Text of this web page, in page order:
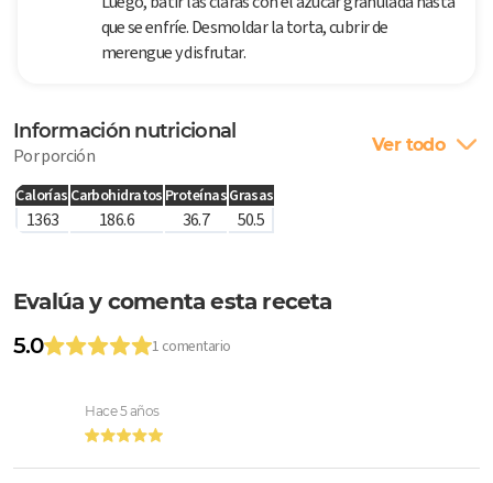
que se enfríe. Desmoldar la torta, cubrir de
merengue y disfrutar.
Información nutricional
Por porción Ver todo
Calorías Carbohidratos ProteínasGrasas
1363 186.6 36.7 50.5
Evalúa y comenta esta receta
5.0
1 comentario
Hace 5 años